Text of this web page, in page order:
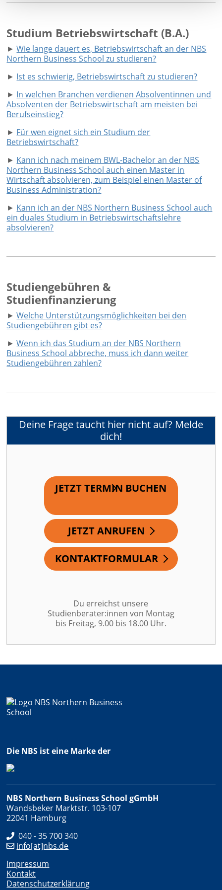
Studium Betriebswirtschaft (B.A.)
►Wie lange dauert es, Betriebswirtschaft an der NBS
Northern Business School zu studieren?
► Ist es schwierig, Betriebswirtschaft zu studieren?
► In welchen Branchen verdienen Absolventinnen und
Absolventen der Betriebswirtschaft am meisten bei
Berufseinstieg?
► Für wen eignet sich ein Studium der
Betriebswirtschaft?
► Kann ich nach meinem BWL-Bachelor an der NBS
Northern Business School auch einen Master in
Wirtschaft absolvieren, zum Beispiel einen Master of
Business Administration?
► Kann ich an der NBS Northern Business School auch
ein duales Studium in Betriebswirtschaftslehre
absolvieren?
Studiengebühren &
Studienfinanzierung
►Welche Unterstützungsmöglichkeiten bei den
Studiengebühren gibt es?
►Wenn ich das Studium an der NBS Northern
Business School abbreche, muss ich dann weiter
Studiengebühren zahlen?
Deine Frage taucht hier nicht auf? Melde
dich!
JETZT TERMIN BUCHEN
JETZT ANRUFEN
KONTAKTFORMULAR
Du erreichst unsere
Studienberater:innen von Montag
bis Freitag, 9.00 bis 18.00 Uhr.
Die NBS ist eine Marke der
NBS Northern Business School gGmbH
Wandsbeker Marktstr. 103-107
22041 Hamburg
040 - 35 700 340
info[at]nbs.de
Impressum
Kontakt
Datenschutzerklärung